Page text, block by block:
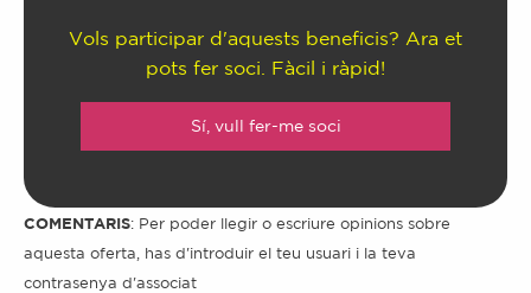
Vols participar d'aquests beneficis? Ara et
pots fer soci. Fàcil i ràpid!
Sí, vull fer-me soci
COMENTARIS: Per poder llegir o escriure opinions sobre
aquesta oferta, has d'introduir el teu usuari i la teva
contrasenya d'associat